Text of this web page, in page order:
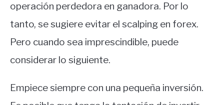
operación perdedora en ganadora. Por lo
tanto, se sugiere evitar el scalping en forex.
Pero cuando sea imprescindible, puede
considerar lo siguiente.
Empiece siempre con una pequeña inversión.